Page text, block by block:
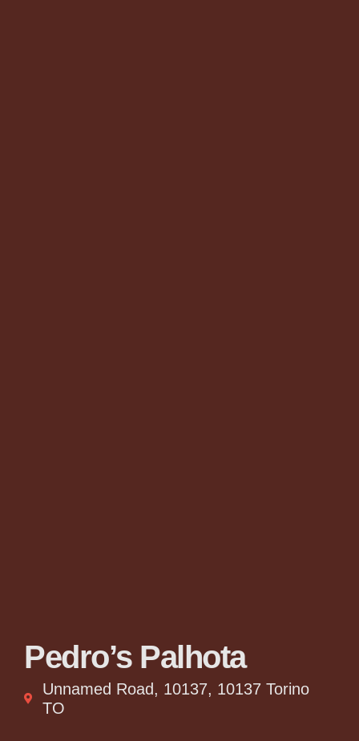
Pedro’s Palhota
Unnamed Road, 10137, 10137 Torino
TO